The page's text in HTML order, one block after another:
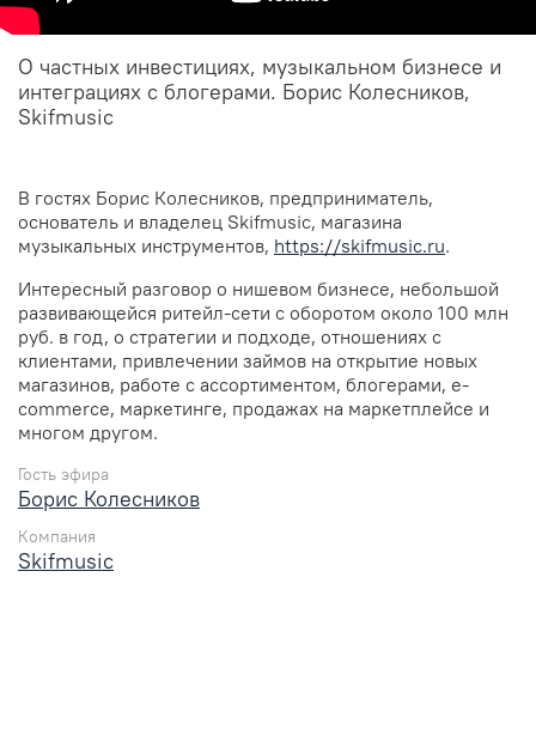
О частных инвестициях, музыкальном бизнесе и
интеграциях с блогерами. Борис Колесников,
Skifmusic
В гостях Борис Колесников, предприниматель,
основатель и владелец Skifmusic, магазина
музыкальных инструментов, https://skifmusic.ru.
Интересный разговор о нишевом бизнесе, небольшой
развивающейся ритейл-сети с оборотом около 100 млн
руб. в год, о стратегии и подходе, отношениях с
клиентами, привлечении займов на открытие новых
магазинов, работе с ассортиментом, блогерами, e-
commerce, маркетинге, продажах на маркетплейсе и
многом другом.
Гость эфира
Борис Колесников
Компания
Skifmusic